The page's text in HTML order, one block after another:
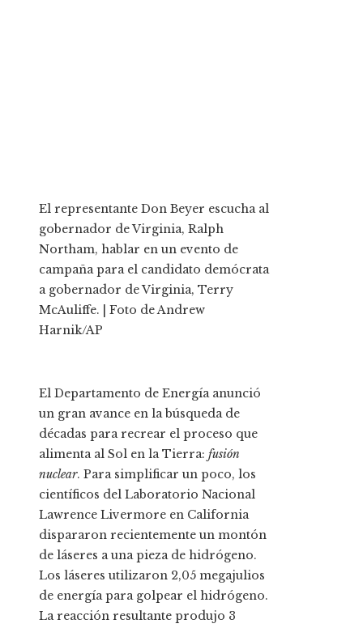
El representante Don Beyer escucha al
gobernador de Virginia, Ralph
Northam, hablar en un evento de
campaña para el candidato demócrata
a gobernador de Virginia, Terry
McAuliffe. | Foto de Andrew
Harnik/AP
El Departamento de Energía anunció
un gran avance en la búsqueda de
décadas para recrear el proceso que
alimenta al Sol en la Tierra: fusión
nuclear. Para simplificar un poco, los
científicos del Laboratorio Nacional
Lawrence Livermore en California
dispararon recientemente un montón
de láseres a una pieza de hidrógeno.
Los láseres utilizaron 2,05 megajulios
de energía para golpear el hidrógeno.
La reacción resultante produjo 3